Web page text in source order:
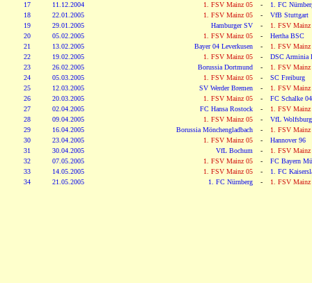
17
11.12.2004 1. FSV Mainz 05 -
1. FC
18
22.01.2005 1. FSV Mainz 05 -
VfB Stuttgart
19
29.01.2005 Hamburger SV -
1. FSV Mainz
20
05.02.2005 1. FSV Mainz 05 -
Hertha BSC
21
13.02.2005 Bayer 04 Leverkusen -
1. FSV Mainz
22
19.02.2005 1. FSV Mainz 05 -
DSC Arminia
23
26.02.2005 Borussia Dortmund -
1. FSV Mainz
24
05.03.2005 1. FSV Mainz 05 -
SC Freiburg
25
12.03.2005 SV Werder Bremen -
1. FSV Mainz
26
20.03.2005 1. FSV Mainz 05 -
FC Schalke 04
27
02.04.2005 FC Hansa Rostock -
1. FSV Mainz
28
09.04.2005 1. FSV Mainz 05 -
VfL Wolfsburg
29
16.04.2005 Borussia Mönchengladbach -
1. FSV Mainz
30
23.04.2005 1. FSV Mainz 05 -
Hannover 96
31
30.04.2005 VfL Bochum -
1. FSV Mainz
32
07.05.2005 1. FSV Mainz 05 -
FC Bayern
33
14.05.2005 1. FSV Mainz 05 -
1. FC
34
21.05.2005 1. FC Nürnberg - 1. FSV Mainz